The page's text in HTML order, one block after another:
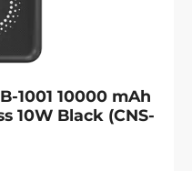
1001 10000 mAh
10W Black (CNS-